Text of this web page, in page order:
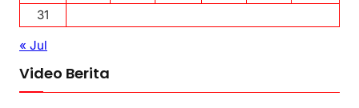
31
« Jul
Video Berita